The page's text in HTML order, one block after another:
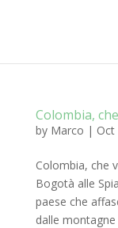
Colombia,
by Marco | Oct
Colombia, che
Bogotà alle
paese che
dalle